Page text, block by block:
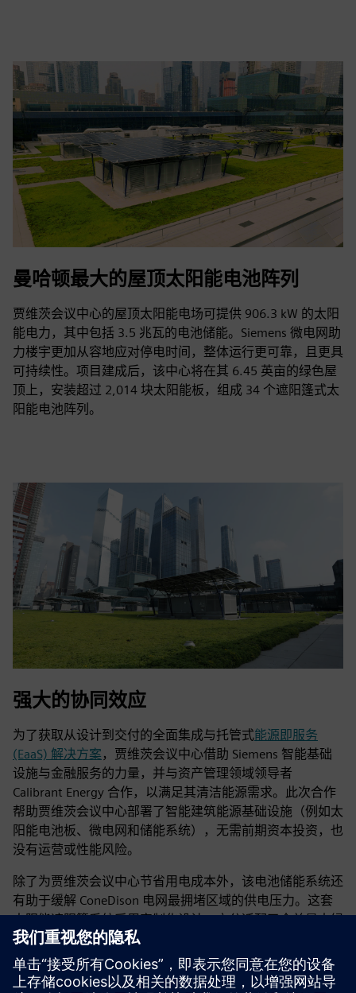
曼哈顿最大的屋顶太阳能电池阵列
贾维茨会议中心的屋顶太阳能电场可提供 906.3 kW 的太阳
能电力，其中包括 3.5 兆瓦的电池储能。Siemens 微电网助
力楼宇更加从容地应对停电时间，整体运行更可靠，且更具
可持续性。项目建成后，该中心将在其 6.45 英亩的绿色屋
顶上，安装超过 2,014 块太阳能板，组成 34 个遮阳篷式太
阳能电池阵列。
强大的协同效应
为了获取从设计到交付的全面集成与托管式能源即服务
(EaaS) 解决方案 ，贾维茨会议中心借助 Siemens 智能基础
设施与金融服务的力量，并与资产管理领域领导者
Calibrant Energy 合作，以满足其清洁能源需求。此次合作
帮助贾维茨会议中心部署了智能建筑能源基础设施（例如太
阳能电池板、微电网和储能系统），无需前期资本投资，也
没有运营或性能风险。
除了为贾维茨会议中心节省用电成本外，该电池储能系统还
有助于缓解 ConeDison 电网最拥堵区域的供电压力。这套
太阳能遮阳篷系统采用定制化设计，充分适配了全美最大绿
色屋顶之一的独特特性。
下载 EaaS 电子指南